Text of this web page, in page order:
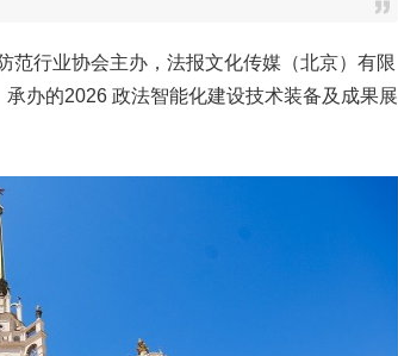
范行业协会主办，法报文化传媒（北京）有限
办的2026 政法智能化建设技术装备及成果展